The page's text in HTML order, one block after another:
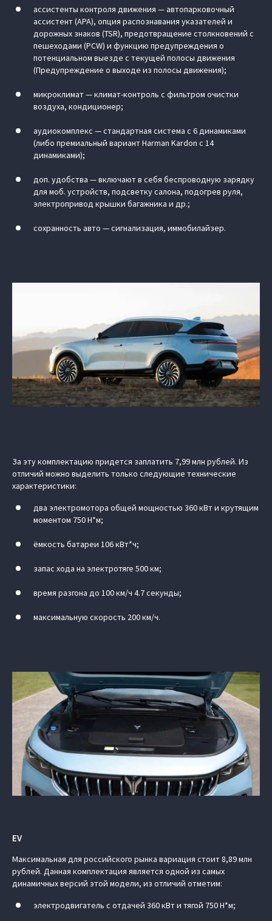
ассистенты контроля движения — автопарковочный
ассистент (APA), опция распознавания указателей и
дорожных знаков (TSR), предотвращение столкновений с
пешеходами (PCW) и функцию предупреждения о
потенциальном выезде с текущей полосы движения
(Предупреждение о выходе из полосы движения);
микроклимат — климат-контроль с фильтром очистки
воздуха, кондиционер;
аудиокомплекс — стандартная система с 6 динамиками
(либо премиальный вариант Harman Kardon с 14
динамиками);
доп. удобства — включают в себя беспроводную зарядку
для моб. устройств, подсветку салона, подогрев руля,
электропривод крышки багажника и др.;
сохранность авто — сигнализация, иммобилайзер.
За эту комплектацию придется заплатить 7,99 млн рублей. Из
отличий можно выделить только следующие технические
характеристики:
два электромотора общей мощностью 360 кВт и крутящим
моментом 750 Н*м;
ёмкость батареи 106 кВт*ч;
запас хода на электротяге 500 км;
время разгона до 100 км/ч 4.7 секунды;
максимальную скорость 200 км/ч.
EV
Максимальная для российского рынка вариация стоит 8,89 млн
рублей. Данная комплектация является одной из самых
динамичных версий этой модели, из отличий отметим:
электродвигатель с отдачей 360 кВт и тягой 750 Н*м;